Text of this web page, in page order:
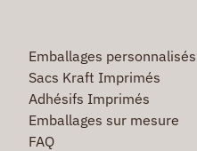
Emballages personnalisés
Sacs Kraft Imprimés
Adhésifs Imprimés
Emballages sur mesure
FAQ